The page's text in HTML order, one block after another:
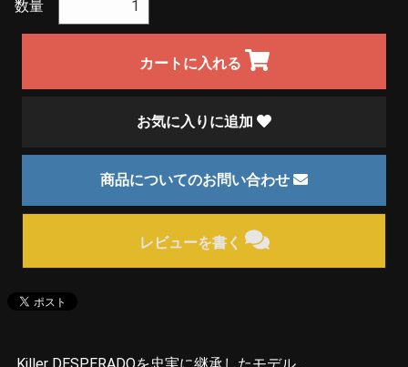
数量
カートに入れる
お気に入りに追加
商品についてのお問い合わせ
レビューを書く
Killer DESPERADOを忠実に継承したモデル。